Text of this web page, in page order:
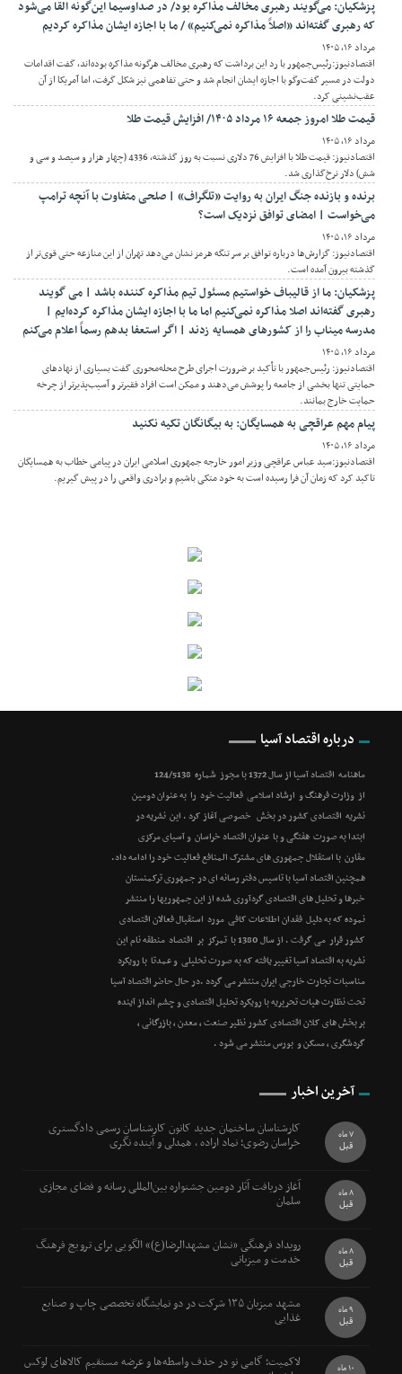
پزشکیان: می‌گویند رهبری مخالف مذاکره بود/ در صداوسیما این‌گونه القا می‌شود
که رهبری گفته‌اند «اصلاً مذاکره نمی‌کنیم» / ما با اجازه ایشان مذاکره کردیم
مرداد ۱۶, ۱۴۰۵
اقتصادنیوز:رئیس‌جمهور با رد این برداشت که رهبری مخالف هرگونه مذاکره بوده‌اند، گفت اقدامات
دولت در مسیر گفت‌وگو با اجازه ایشان انجام شد و حتی تفاهمی نیز شکل گرفت، اما آمریکا از آن
عقب‌نشینی کرد.
قیمت طلا امروز جمعه ۱۶ مرداد ۱۴۰۵/ افزایش قیمت طلا
مرداد ۱۶, ۱۴۰۵
اقتصادنیوز: قیمت طلا با افزایش 76 دلاری نسبت به روز گذشته، 4336 (چهار هزار و سیصد و سی و
شش) دلار نرخ‌گذاری شد.
برنده و بازنده جنگ ایران به روایت «تلگراف» | صلحی متفاوت با آنچه ترامپ
می‌خواست | امضای توافق نزدیک است؟
مرداد ۱۶, ۱۴۰۵
اقتصادنیوز: گزارش‌ها درباره توافق بر سر تنگه هرمز نشان می‌دهد تهران از این منازعه حتی قوی‌تر از
گذشته بیرون آمده است.
پزشکیان: ما از قالیباف خواستیم مسئول تیم مذاکره کننده باشد | می گویند
رهبری گفته‌اند اصلا مذاکره نمی‌کنیم اما ما با اجازه ایشان مذاکره کرده‌ایم |
مدرسه میناب را از کشورهای همسایه زدند | اگر استعفا بدهم رسماً اعلام می‌کنم
مرداد ۱۶, ۱۴۰۵
اقتصادنیوز: رئیس‌جمهور با تأکید بر ضرورت اجرای طرح محله‌محوری گفت بسیاری از نهادهای
حمایتی تنها بخشی از جامعه را پوشش می‌دهند و ممکن است افراد فقیرتر و آسیب‌پذیرتر از چرخه
حمایت خارج بمانند.
پیام مهم عراقچی به همسایگان: به بیگانگان تکیه نکنید
مرداد ۱۶, ۱۴۰۵
اقتصادنیوز:سید عباس عراقچی وزیر امور خارجه جمهوری اسلامی ایران در پیامی خطاب به همسایگان
تاکید کرد که زمان آن فرا رسیده است به خود متکی باشیم و برادری واقعی را در پیش گیریم.
درباره اقتصاد آسیا
ماهنامه اقتصاد آسیا از سال 1372 با مجوز شماره 124/5138
از وزارت فرهنگ و ارشاد اسلامی فعالیت خود را به عنوان دومین
نشریه اقتصادی کشور در بخش خصوصی آغاز کرد . این نشریه در
ابتدا به صورت هفتگی و با عنوان اقتصاد خراسان و آسیای مرکزی
مقارن با استقلال جمهوری های مشترک المنافع فعالیت خود را ادامه داد.
همچنین اقتصاد آسیا با تاسیس دفتر رسانه ای در جمهوری ترکمنستان
خبرها و تحلیل های اقتصادی گردآوری شده از این جمهوریها را منتشر
نموده که به دلیل فقدان اطلاعات کافی مورد استقبال فعالان اقتصادی
کشور قرار می گرفت . از سال 1380 با تمرکز بر اقتصاد منطقه نام این
نشریه به اقتصاد آسیا تغییر یافته که به صورت تحلیلی و عمدتا با رویکرد
مناسبات تجارت خارجی ایران منتشر می گردد .در حال حاضر اقتصاد آسیا
تحت نظارت هیات تحریریه با رویکرد تحلیل اقتصادی و چشم انداز آینده
بر بخش های کلان اقتصادی کشور نظیر صنعت ، معدن ، بازرگانی ،
گردشگری ، مسکن و بورس منتشر می شود .
آخرین اخبار
کارشناسان ساختمان جدید کانون کارشناسان رسمی دادگستری
خراسان رضوی؛ نماد اراده ، همدلی و آینده نگری 7 ماه
قبل
آغاز دریافت آثار دومین جشنواره بین‌المللی رسانه و فضای مجازی
سلمان 8 ماه
قبل
رویداد فرهنگی «نشان مشهدالرضا(ع)» الگویی برای ترویج فرهنگ
خدمت و میزبانی 8 ماه
قبل
مشهد میزبان ۱۳۵ شرکت در دو نمایشگاه تخصصی چاپ و صنایع
غذایی 9 ماه
قبل
لاکمیت؛ گامی نو در حذف واسطه‌ها و عرضه مستقیم کالاهای لوکس 10 ماه